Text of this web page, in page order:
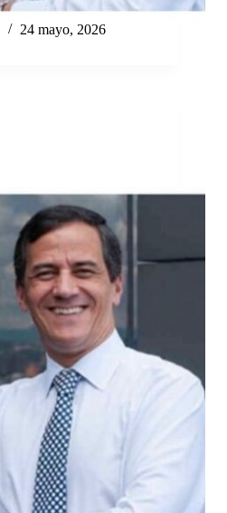
24 mayo, 2026